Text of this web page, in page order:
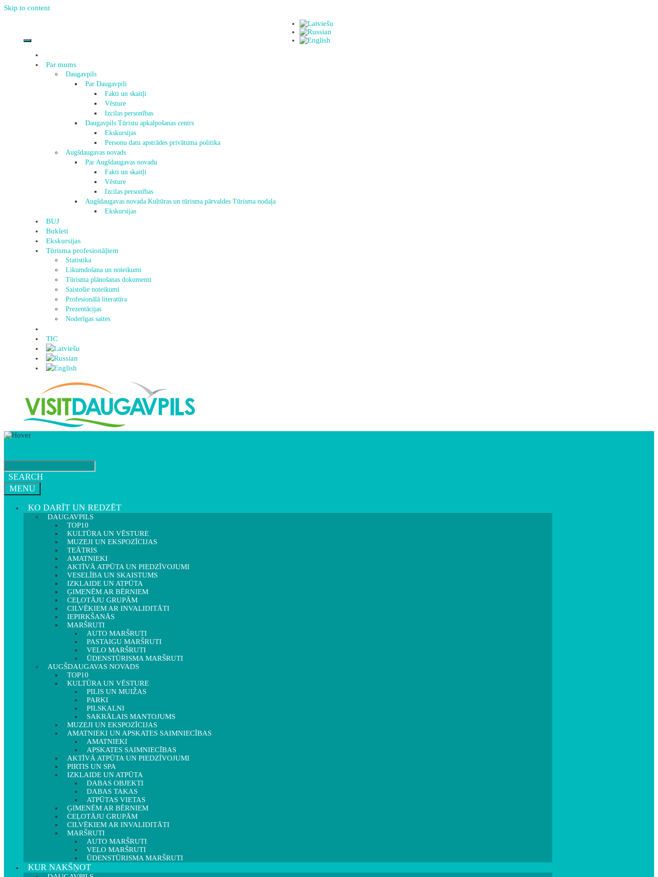
Skip to content
Par mums
Daugavpils
Par Daugavpili
Fakti un skaitļi
Vēsture
Izcilas personības
Daugavpils Tūristu apkalpošanas centrs
Ekskursijas
Personu datu apstrādes privātuma politika
Augšdaugavas novads
Par Augšdaugavas novadu
Fakti un skaitļi
Vēsture
Izcilas personības
Augšdaugavas novada Kultūras un tūrisma pārvaldes Tūrisma nodaļa
Ekskursijas
BUJ
Bukleti
Ekskursijas
Tūrisma profesionāļiem
Statistika
Likumdošana un noteikumi
Tūrisma plānošanas dokumenti
Saistošie noteikumi
Profesionālā literatūra
Prezentācijas
Noderīgas saites
TIC
SEARCH
MENU
KO DARĪT UN REDZĒT
DAUGAVPILS
TOP10
KULTŪRA UN VĒSTURE
MUZEJI UN EKSPOZĪCIJAS
TEĀTRIS
AMATNIEKI
AKTĪVĀ ATPŪTA UN PIEDZĪVOJUMI
VESELĪBA UN SKAISTUMS
IZKLAIDE UN ATPŪTA
ĢIMENĒM AR BĒRNIEM
CEĻOTĀJU GRUPĀM
CILVĒKIEM AR INVALIDITĀTI
IEPIRKŠANĀS
MARŠRUTI
AUTO MARŠRUTI
PASTAIGU MARŠRUTI
VELO MARŠRUTI
ŪDENSTŪRISMA MARŠRUTI
AUGŠDAUGAVAS NOVADS
TOP10
KULTŪRA UN VĒSTURE
PILIS UN MUIŽAS
PARKI
PILSKALNI
SAKRĀLAIS MANTOJUMS
MUZEJI UN EKSPOZĪCIJAS
AMATNIEKI UN APSKATES SAIMNIECĪBAS
AMATNIEKI
APSKATES SAIMNIECĪBAS
AKTĪVĀ ATPŪTA UN PIEDZĪVOJUMI
PIRTIS UN SPA
IZKLAIDE UN ATPŪTA
DABAS OBJEKTI
DABAS TAKAS
ATPŪTAS VIETAS
ĢIMENĒM AR BĒRNIEM
CEĻOTĀJU GRUPĀM
CILVĒKIEM AR INVALIDITĀTI
MARŠRUTI
AUTO MARŠRUTI
VELO MARŠRUTI
ŪDENSTŪRISMA MARŠRUTI
KUR NAKŠŅOT